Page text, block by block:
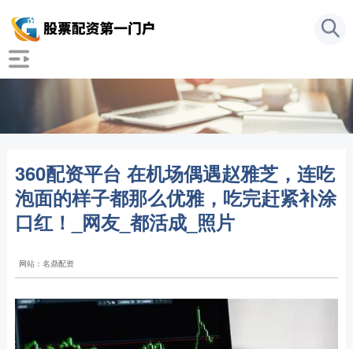
360配资平台 在机场偶遇赵雅芝，连吃
泡面的样子都那么优雅，吃完赶紧补涂
口红！_网友_都活成_照片
网站：名鼎配资